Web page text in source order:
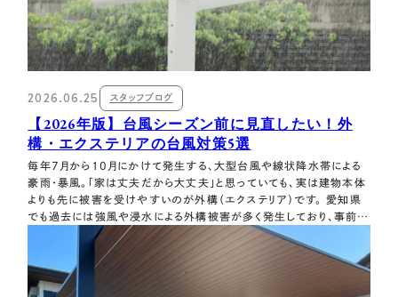
2026.06.25 スタッフブログ
【2026年版】台風シーズン前に見直したい！外
構・エクステリアの台風対策5選
毎年7月から10月にかけて発生する、大型台風や線状降水帯による
豪雨・暴風。「家は丈夫だから大丈夫」と思っていても、実は建物本体
よりも先に被害を受けやすいのが外構（エクステリア）です。 愛知県
でも過去には強風や浸水による外構被害が多く発生しており、事前の
点検が欠かせません。今回は、台風が接近する前にチェックしておき
たい「5つの台風対策」を分かりやすくご紹介します。 実はこれらの
疑問の多くは、エクステ…